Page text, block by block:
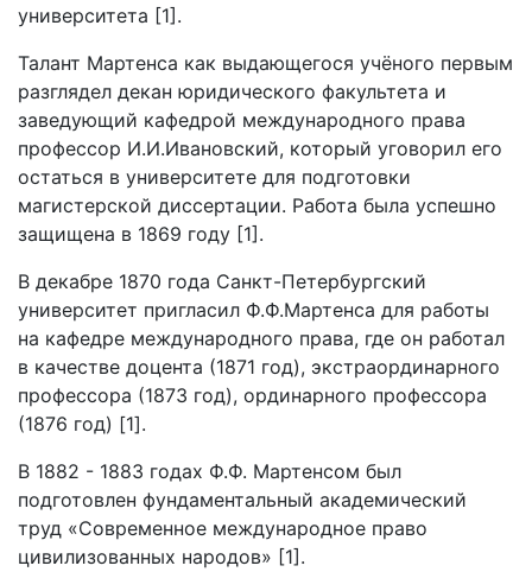
университета [1].
Талант Мартенса как выдающегося учёного первым
разглядел декан юридического факультета и
заведующий кафедрой международного права
профессор И.И.Ивановский, который уговорил его
остаться в университете для подготовки
магистерской диссертации. Работа была успешно
защищена в 1869 году [1].
В декабре 1870 года Санкт-Петербургский
университет пригласил Ф.Ф.Мартенса для работы
на кафедре международного права, где он работал
в качестве доцента (1871 год), экстраординарного
профессора (1873 год), ординарного профессора
(1876 год) [1].
В 1882 - 1883 годах Ф.Ф. Мартенсом был
подготовлен фундаментальный академический
труд «Современное международное право
цивилизованных народов» [1].